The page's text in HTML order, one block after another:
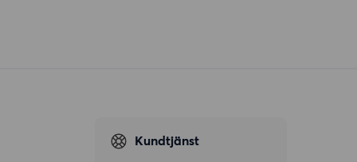
Kundtjänst